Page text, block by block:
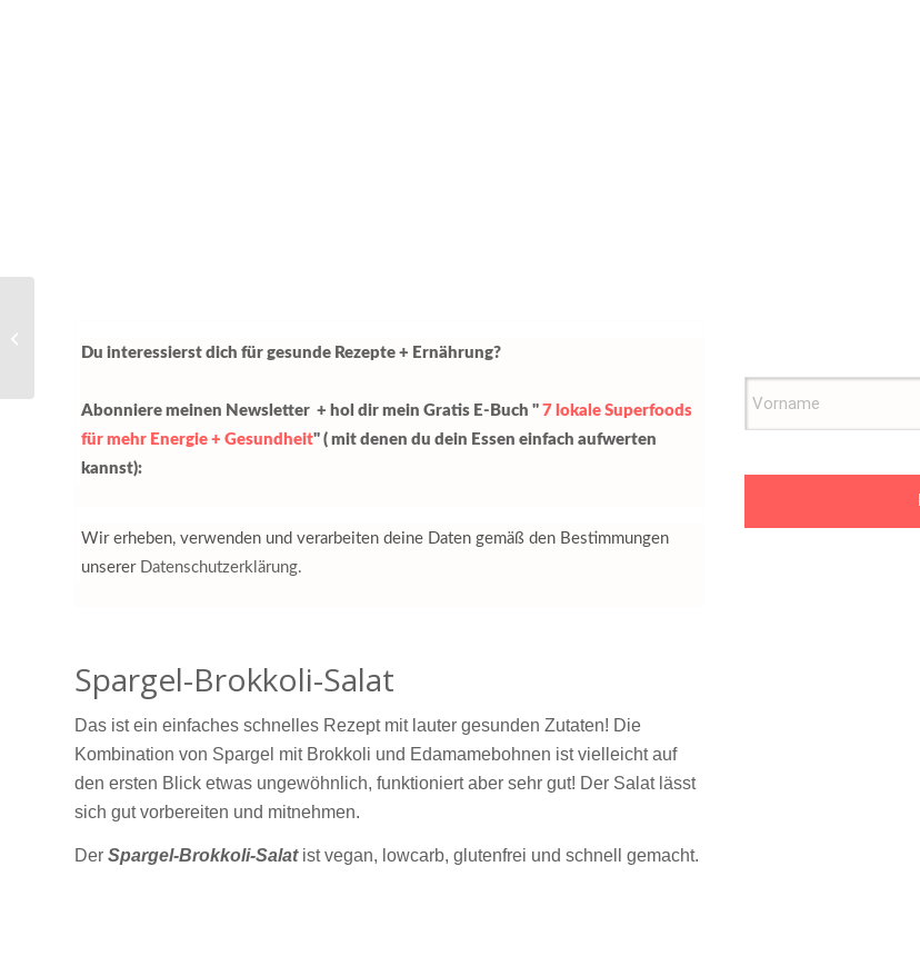
Du interessierst dich für gesunde Rezepte + Ernährung?
Abonniere meinen Newsletter + hol dir mein Gratis E-Buch " 7 lokale Superfoods
für mehr Energie + Gesundheit" ( mit denen du dein Essen einfach aufwerten
kannst):
Wir erheben, verwenden und verarbeiten deine Daten gemäß den Bestimmungen
unserer Datenschutzerklärung.
Spargel-Brokkoli-Salat
Das ist ein einfaches schnelles Rezept mit lauter gesunden Zutaten! Die
Kombination von Spargel mit Brokkoli und Edamamebohnen ist vielleicht auf
den ersten Blick etwas ungewöhnlich, funktioniert aber sehr gut! Der Salat lässt
sich gut vorbereiten und mitnehmen.
Der Spargel-Brokkoli-Salat ist vegan, lowcarb, glutenfrei und schnell gemacht.